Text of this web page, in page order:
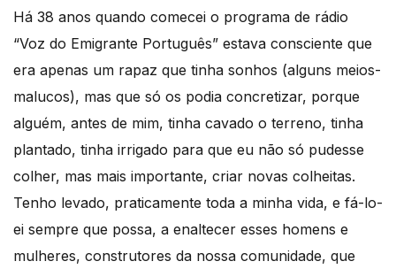
Há 38 anos quando comecei o programa de rádio
“Voz do Emigrante Português” estava consciente que
era apenas um rapaz que tinha sonhos (alguns meios-
malucos), mas que só os podia concretizar, porque
alguém, antes de mim, tinha cavado o terreno, tinha
plantado, tinha irrigado para que eu não só pudesse
colher, mas mais importante, criar novas colheitas.
Tenho levado, praticamente toda a minha vida, e fá-lo-
ei sempre que possa, a enaltecer esses homens e
mulheres, construtores da nossa comunidade, que